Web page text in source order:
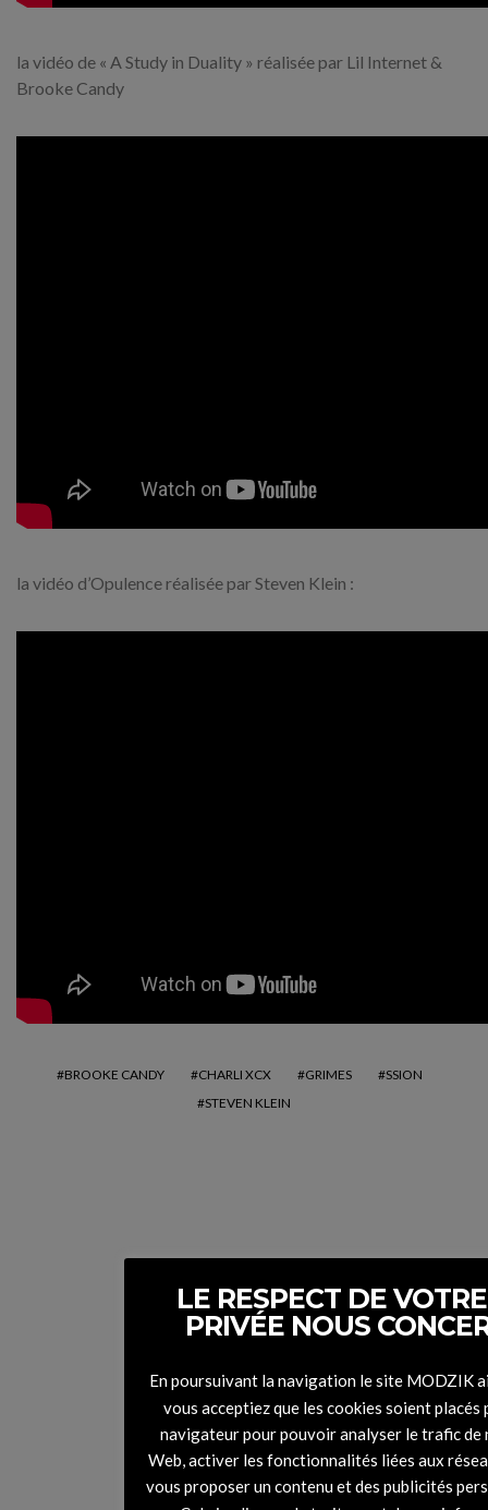
la vidéo de « A Study in Duality » réalisée par Lil Internet &
Brooke Candy
la vidéo d’Opulence réalisée par Steven Klein :
BROOKE CANDY CHARLI XCX GRIMES
SSION
STEVEN KLEIN
On y était : The Peacock
Society, chaleur d’hiver
LE RESPECT DE
PRIVÉE NOUS
En poursuivant la navigation le site MODZIK
vous acceptiez que les cookies soient placés
navigateur pour pouvoir analyser le trafic de
Web, activer les fonctionnalités liées aux
vous proposer un contenu et des publicités